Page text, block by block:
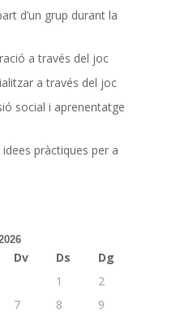
d’un grup durant la
a través del joc
a través del joc
social i aprenentatge
pràctiques per a
Dv Ds
Dg
1
2
7 8
9